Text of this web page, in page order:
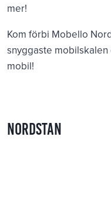
mer!
Kom förbi Mobello
snyggaste
mobil!
nordstan